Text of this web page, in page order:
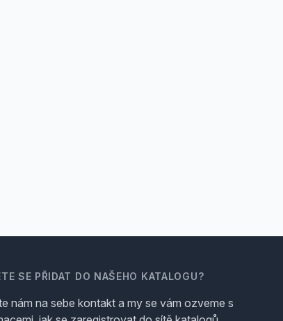
SE PŘIDAT DO NAŠEHO KATALOGU?
nám na sebe kontakt a my se vám ozveme s